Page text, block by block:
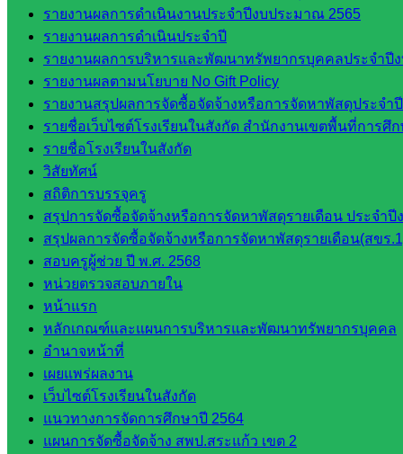
รายงานผลการดำเนินงานประจำปีงบประมาณ 2565
รายงานผลการดำเนินประจำปี
รายงานผลการบริหารและพัฒนาทรัพยากรบุคคลประจำปี
รายงานผลตามนโยบาย No Gift Policy
รายงานสรุปผลการจัดซื้อจัดจ้างหรือการจัดหาพัสดุประจำ
รายชื่อเว็บไซต์โรงเรียนในสังกัด สำนักงานเขตพื้นที่การศึ
รายชื่อโรงเรียนในสังกัด
วิสัยทัศน์
สถิติการบรรจุครู
สรุปการจัดซื้อจัดจ้างหรือการจัดหาพัสดุรายเดือน ประจำ
สรุปผลการจัดซื้อจัดจ้างหรือการจัดหาพัสดุรายเดือน(สขร
สอบครูผู้ช่วย ปี พ.ศ. 2568
หน่วยตรวจสอบภายใน
หน้าแรก
หลักเกณฑ์และแผนการบริหารและพัฒนาทรัพยากรบุคคล
อำนาจหน้าที่
เผยแพร่ผลงาน
เว็บไซต์โรงเรียนในสังกัด
แนวทางการจัดการศึกษาปี 2564
แผนการจัดซื้อจัดจ้าง สพป.สระแก้ว เขต 2
เว็บไซต์
หลักสูตร
ต้าน
ทุจริต
ห้อง
นิเทศ
ศน.นิพนธ์
พรมพิไล
ห้อง
นิเทศ
ศน.ชยา
ธิศ/
ศน.อัญชลี
ห้อง
นิเทศ
ดร.สราว
ดี เพ็งศรี
โคตร
เว็บไซต์